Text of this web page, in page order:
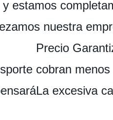
estamos
nuestra
Precio
cobran
excesiva